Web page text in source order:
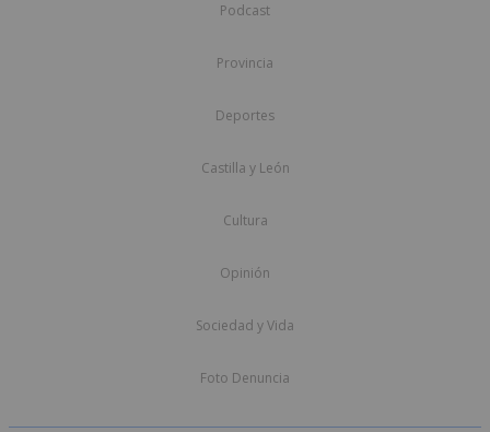
Podcast
Provincia
Deportes
Castilla y León
Cultura
Opinión
Sociedad y Vida
Foto Denuncia